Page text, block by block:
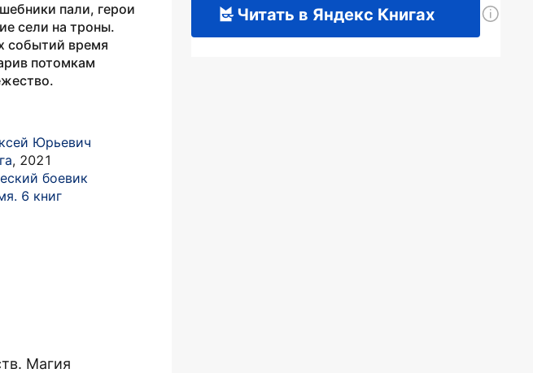
пали, герои
сели на троны.
событий время
потомкам
Юрьевич
, 2021
боевик
6 книг
Магия
Читать в Яндекс Книгах